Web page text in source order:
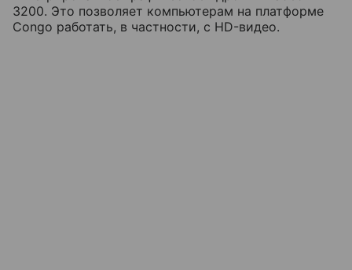
3200. Это позволяет компьютерам на платформе
Congo работать, в частности, с HD-видео.